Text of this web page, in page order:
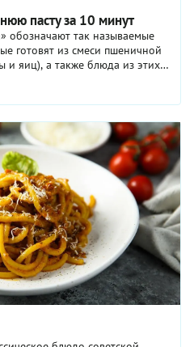
пасту за 10 минут
обозначают так называемые
готовят из смеси пшеничной
и яиц), а также блюда из этих